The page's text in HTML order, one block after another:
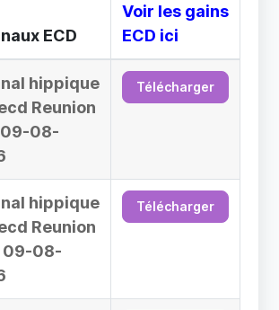
ECD
Voir les gains
ECD ici
hippique
Reunion
09-08-
Télécharger
hippique
Reunion
09-08-
Télécharger